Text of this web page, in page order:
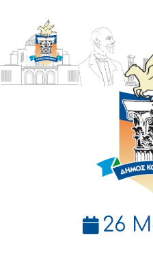
ΔΗΜΟΣ
ΚΟΡΙΝΘΙΩΝ
26